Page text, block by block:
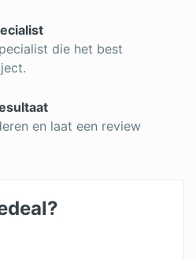
die het best
en laat een review